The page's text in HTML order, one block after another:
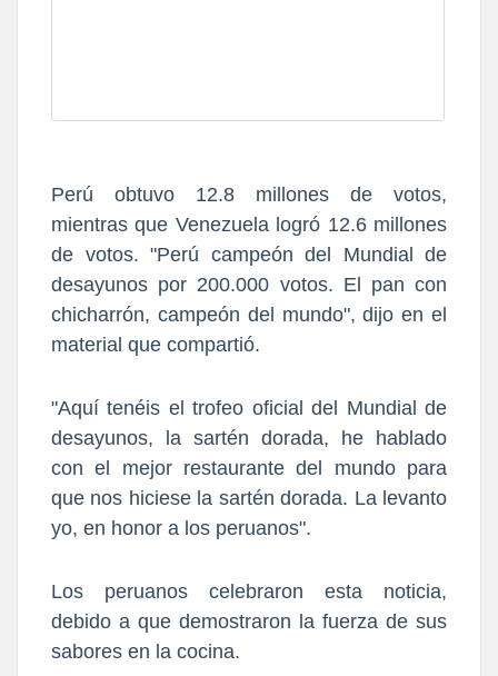
Perú obtuvo 12.8 millones de votos,
mientras que Venezuela logró 12.6 millones
de votos. "Perú campeón del Mundial de
desayunos por 200.000 votos. El pan con
chicharrón, campeón del mundo", dijo en el
material que compartió.
"Aquí tenéis el trofeo oficial del Mundial de
desayunos, la sartén dorada, he hablado
con el mejor restaurante del mundo para
que nos hiciese la sartén dorada. La levanto
yo, en honor a los peruanos".
Los peruanos celebraron esta noticia,
debido a que demostraron la fuerza de sus
sabores en la cocina.